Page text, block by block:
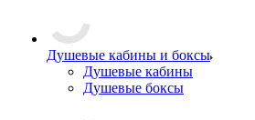
Душевые кабины и боксы
Душевые кабины
Душевые боксы